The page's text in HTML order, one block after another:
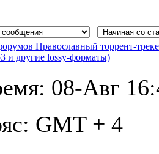
Православный торрент-
и другие lossy-форматы)
08-Авг
GMT + 4